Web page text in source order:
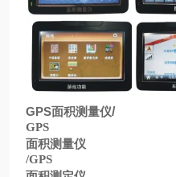
GPS面积测量仪/
GPS
面积测量仪
/GPS